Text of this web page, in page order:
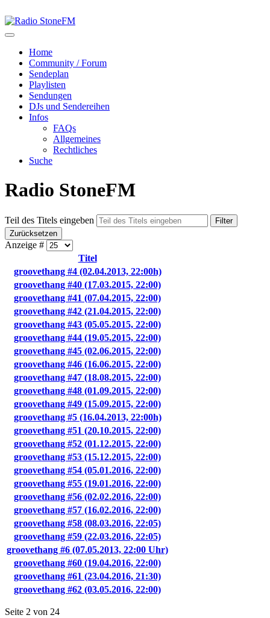
Home
Community / Forum
Sendeplan
Playlisten
Sendungen
DJs und Sendereihen
Infos
FAQs
Allgemeines
Rechtliches
Suche
Radio StoneFM
Teil des Titels eingeben
Filter
Zurücksetzen
Anzeige #
Titel
groovethang #4 (02.04.2013, 22:00h)
groovethang #40 (17.03.2015, 22:00)
groovethang #41 (07.04.2015, 22:00)
groovethang #42 (21.04.2015, 22:00)
groovethang #43 (05.05.2015, 22:00)
groovethang #44 (19.05.2015, 22:00)
groovethang #45 (02.06.2015, 22:00)
groovethang #46 (16.06.2015, 22:00)
groovethang #47 (18.08.2015, 22:00)
groovethang #48 (01.09.2015, 22:00)
groovethang #49 (15.09.2015, 22:00)
groovethang #5 (16.04.2013, 22:00h)
groovethang #51 (20.10.2015, 22:00)
groovethang #52 (01.12.2015, 22:00)
groovethang #53 (15.12.2015, 22:00)
groovethang #54 (05.01.2016, 22:00)
groovethang #55 (19.01.2016, 22:00)
groovethang #56 (02.02.2016, 22:00)
groovethang #57 (16.02.2016, 22:00)
groovethang #58 (08.03.2016, 22:05)
groovethang #59 (22.03.2016, 22:05)
groovethang #6 (07.05.2013, 22:00 Uhr)
groovethang #60 (19.04.2016, 22:00)
groovethang #61 (23.04.2016, 21:30)
groovethang #62 (03.05.2016, 22:00)
Seite 2 von 24